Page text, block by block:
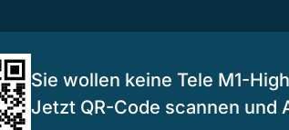
Sie wollen keine Tele M1-
Jetzt QR-Code scannen und